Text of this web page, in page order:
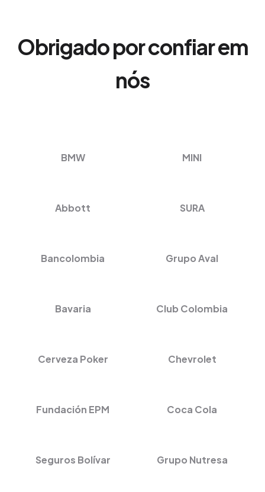
Obrigado por confiar em
nós
BMW MINI
Abbott SURA
Bancolombia Grupo Aval
Bavaria Club Colombia
Cerveza Poker Chevrolet
Fundación EPM Coca Cola
Seguros Bolívar Grupo Nutresa